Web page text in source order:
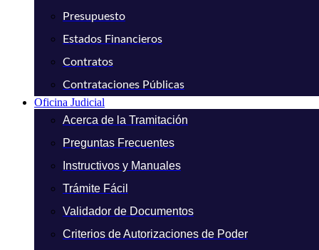
Presupuesto
Estados Financieros
Contratos
Contrataciones Públicas
Oficina Judicial
Acerca de la Tramitación
Preguntas Frecuentes
Instructivos y Manuales
Trámite Fácil
Validador de Documentos
Criterios de Autorizaciones de Poder